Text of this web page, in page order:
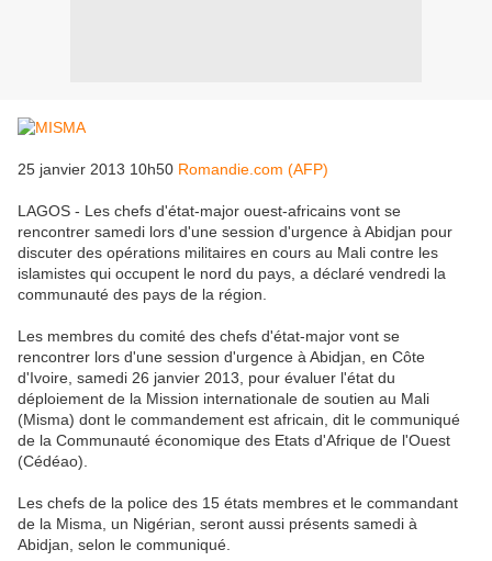
25 janvier 2013 10h50 Romandie.com (AFP)
LAGOS - Les chefs d'état-major ouest-africains vont se
rencontrer samedi lors d'une session d'urgence à Abidjan pour
discuter des opérations militaires en cours au Mali contre les
islamistes qui occupent le nord du pays, a déclaré vendredi la
communauté des pays de la région.
Les membres du comité des chefs d'état-major vont se
rencontrer lors d'une session d'urgence à Abidjan, en Côte
d'Ivoire, samedi 26 janvier 2013, pour évaluer l'état du
déploiement de la Mission internationale de soutien au Mali
(Misma) dont le commandement est africain, dit le communiqué
de la Communauté économique des Etats d'Afrique de l'Ouest
(Cédéao).
Les chefs de la police des 15 états membres et le commandant
de la Misma, un Nigérian, seront aussi présents samedi à
Abidjan, selon le communiqué.